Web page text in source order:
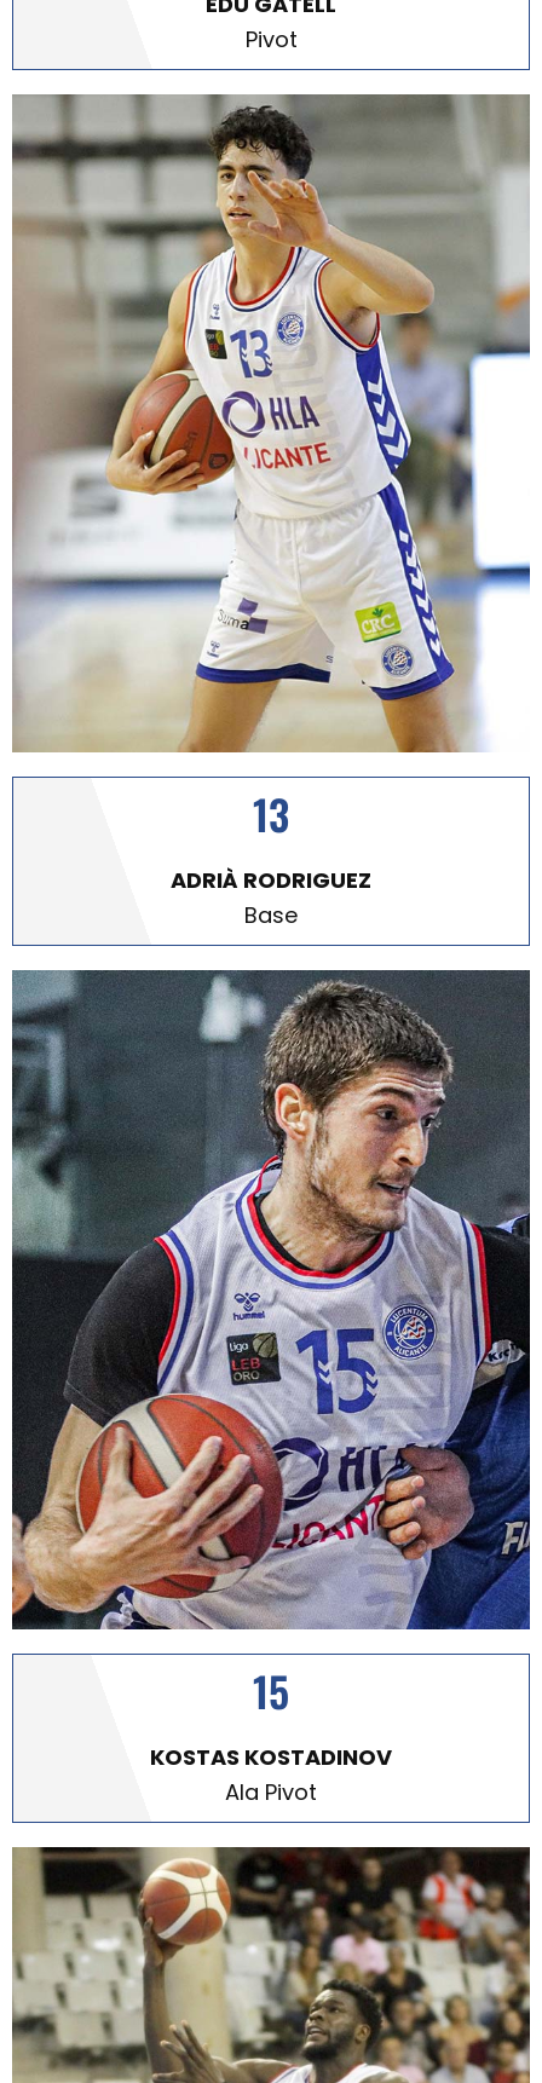
Pivot
13
ADRIÀ RODRIGUEZ
Base
15
KOSTAS KOSTADINOV
Ala Pivot